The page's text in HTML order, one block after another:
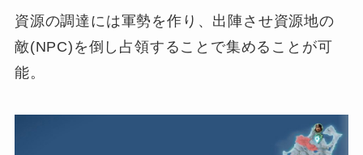
資源の調達には軍勢を作り、出陣させ資源地の
敵(NPC)を倒し占領することで集めることが可
能。